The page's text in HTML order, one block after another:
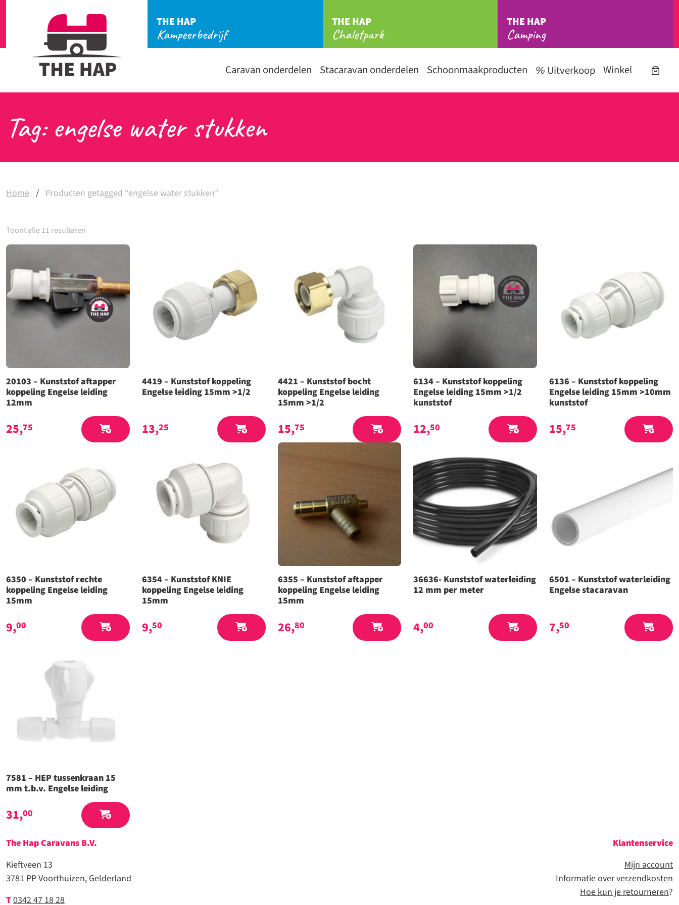
THE HAP
Kampeerbedrijf
THE HAP
Chaletpark
THE HAP
Camping
Caravan onderdelen Stacaravan onderdelen Schoonmaakproducten Uitverkoop Winkel
Tag: engelse water stukken
Home / Producten getagged “engelse water stukken”
Toont alle 11 resultaten
20103 – Kunststof aftapper
koppeling Engelse leiding
12mm
25,75
4419 – Kunststof koppeling
Engelse leiding 15mm >1/2
13,25
4421 – Kunststof bocht
koppeling Engelse leiding
15mm >1/2
15,75
6134 – Kunststof koppeling
Engelse leiding 15mm >1/2
kunststof
12,50
6136 – Kunststof koppeling
Engelse leiding 15mm >10mm
kunststof
15,75
6350 – Kunststof rechte
koppeling Engelse leiding
15mm
9,00
6354 – Kunststof KNIE
koppeling Engelse leiding
15mm
9,50
6355 – Kunststof aftapper
koppeling Engelse leiding
15mm
26,80
36636- Kunststof waterleiding
12 mm per meter
4,00
6501 – Kunststof waterleiding
Engelse stacaravan
7,50
7581 – HEP tussenkraan 15
mm t.b.v. Engelse leiding
31,00
The Hap Caravans B.V.
Kieftveen 13
3781 PP Voorthuizen, Gelderland
T0342 47 18 28
Klantenservice
Mijn account
Informatie over verzendkosten
Hoe kun je retourneren?